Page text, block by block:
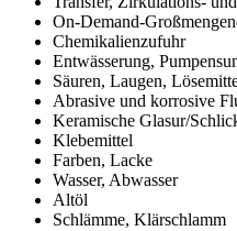
On-Demand-
Chemikalienzufuhr
Entwässerung,
Säuren, Laugen,
Abrasive und korrosive
Keramische Glasur/
Klebemittel
Farben, Lacke
Wasser, Abwasser
Altöl
Schlämme, Klärschlamm